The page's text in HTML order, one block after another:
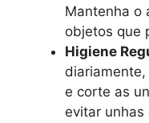
Mantenha o
objetos que
Higiene
e corte as
evitar unhas